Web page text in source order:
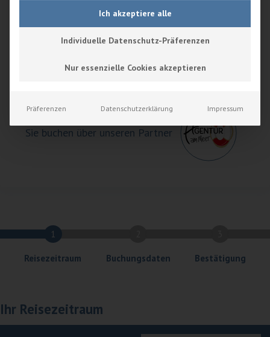
Schreiben Sie uns
Ab85,00 €buchen
Sie buchen über unseren Partner
Ich akzeptiere alle
Individuelle Datenschutz-Präferenzen
Nur essenzielle Cookies akzeptieren
Präferenzen Datenschutzerklärung Impressum